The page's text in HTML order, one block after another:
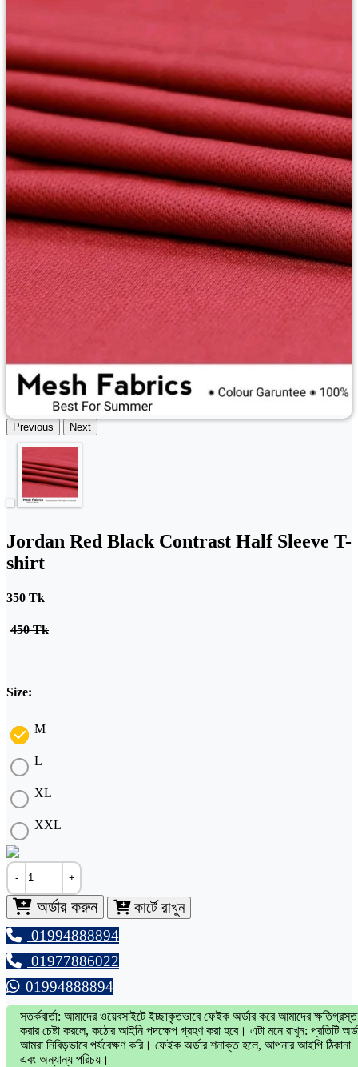
Previous Next
Jordan Red Black Contrast Half Sleeve T-
shirt
350 Tk
450 Tk
Size:
M
L
XL
XXL
- +
অর্ডার করুন
কার্টে রাখুন
01994888894
01977886022
01994888894
সতর্কবার্তা: আমাদের ওয়েবসাইটে ইচ্ছাকৃতভাবে ফেইক অর্ডার করে আমাদের ক্ষতিগ্রস্ত
করার চেষ্টা করলে, কঠোর আইনি পদক্ষেপ গ্রহণ করা হবে। এটা মনে রাখুন: প্রতিটি
আমরা নিবিড়ভাবে পর্যবেক্ষণ করি। ফেইক অর্ডার শনাক্ত হলে, আপনার আইপি ঠিকানা
এবং অন্যান্য পরিচয়।